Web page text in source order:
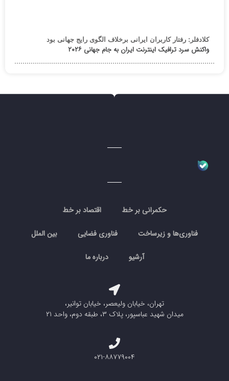
کلادفلر: رفتار کاربران ایرانی برخلاف الگوی رایج جهانی بود
واکنش سرد ترافیک اینترنت ایران به جام جهانی ۲۰۲۶
حکمرانی بر خط اقتصاد بر خط
فناوری‌ها و زیرساخت فناوری فضایی بین الملل
آرشیو درباره ما
تهران، خیابان ولیعصر، خیابان توانیر،
میدان شهید عباسپور، پلاک ۳، طبقه دوم، واحد ۲۱
۰۲۱-۸۸۷۷۹۰۰۴